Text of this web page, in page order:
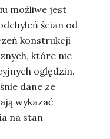
możliwe jest
ścian od
konstrukcji
które nie
oględzin.
dane ze
wykazać
na stan